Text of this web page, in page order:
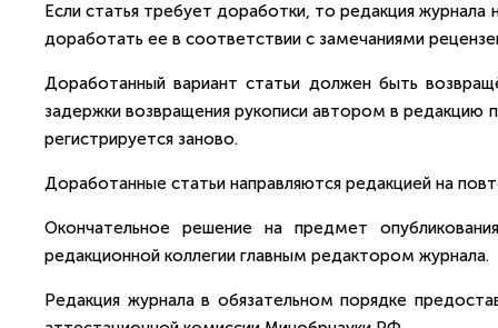
Если статья требует доработки, то редакция
доработать ее в соответствии с замечаниями
Доработанный вариант статьи должен быть
задержки возвращения рукописи автором в редакцию
регистрируется заново.
Доработанные статьи направляются редакцией на
Окончательное решение на предмет
редакционной коллегии главным редактором журнала.
Редакция журнала в обязательном порядке